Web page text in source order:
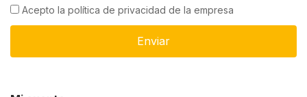
Acepto la política de privacidad de la empresa
Enviar